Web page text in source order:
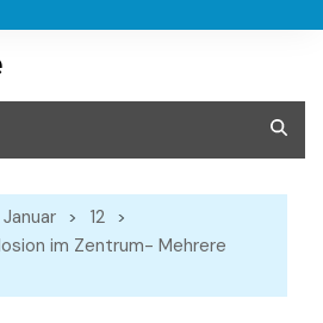
Januar
12
im Zentrum- Mehrere